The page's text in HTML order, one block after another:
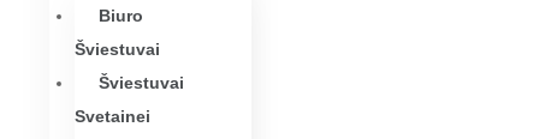
Biuro
Šviestuvai
Šviestuvai
Svetainei